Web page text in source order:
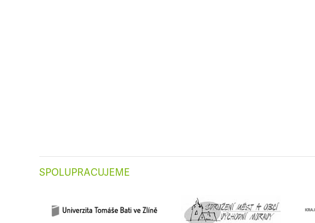
SPOLUPRACUJEME